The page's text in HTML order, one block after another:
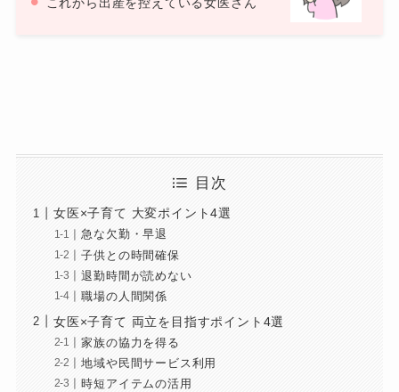
これから出産を控えている女医さん
目次
女医×子育て 大変ポイント4選
急な欠勤・早退
子供との時間確保
退勤時間が読めない
職場の人間関係
女医×子育て 両立を目指すポイント4選
家族の協力を得る
地域や民間サービス利用
時短アイテムの活用